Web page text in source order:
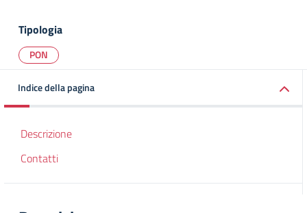
Tipologia
PON
Indice della pagina
Descrizione
Contatti